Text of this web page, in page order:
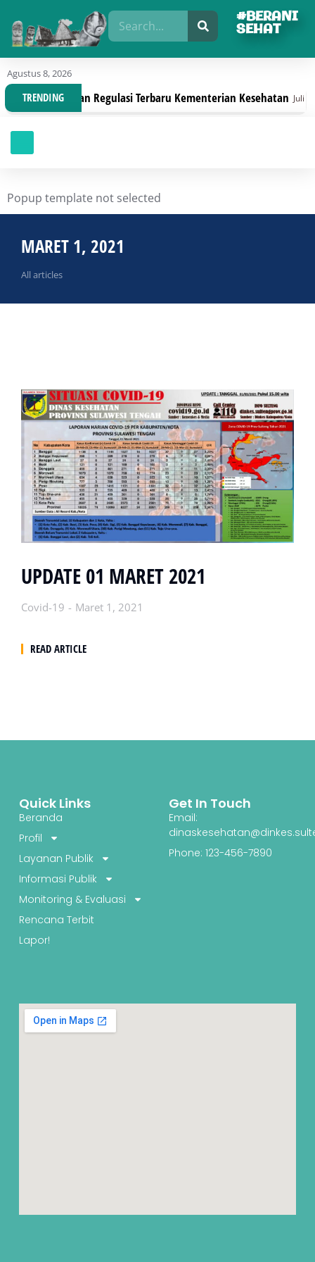
#BERANI
SEHAT
Agustus 8, 2026
TRENDINGDengan Regulasi Terbaru Kementerian Kesehatan Juli 30,
Popup template not selected
MARET 1, 2021
All articles
UPDATE 01 MARET 2021
Covid-19 Maret 1, 2021
READ ARTICLE
Quick Links
Beranda
Profil
Layanan Publik
Informasi Publik
Monitoring & Evaluasi
Rencana Terbit
Lapor!
Get In Touch
Email:
Phone: 123-456-7890